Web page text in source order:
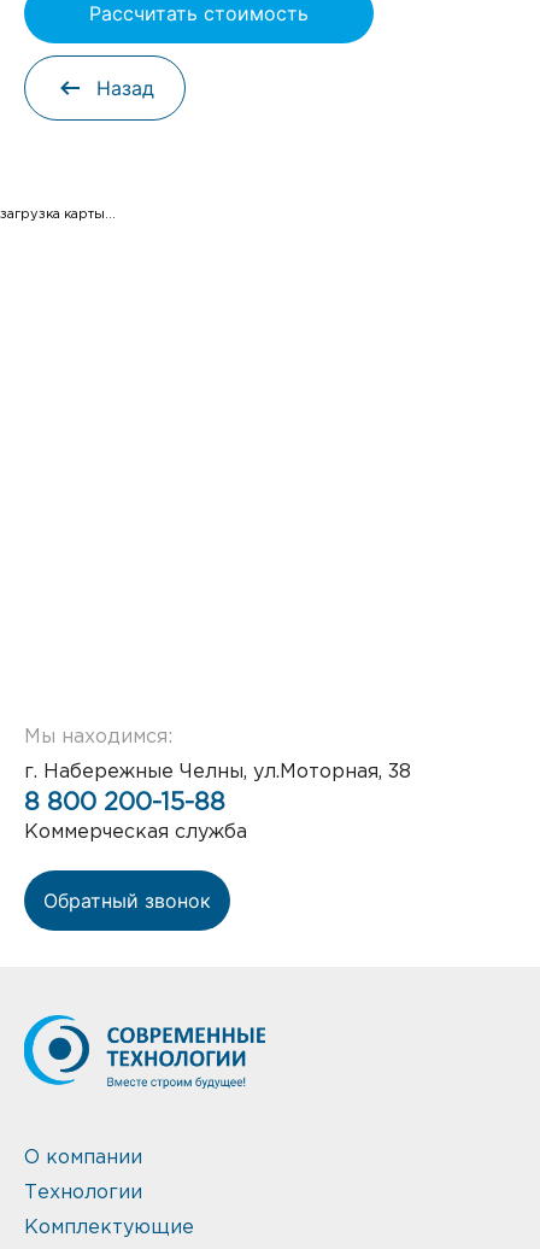
Рассчитать стоимость
Назад
загрузка карты...
Мы находимся:
г. Набережные Челны, ул.Моторная, 38
8 800 200-15-88
Коммерческая служба
Обратный звонок
О компании
Технологии
Комплектующие